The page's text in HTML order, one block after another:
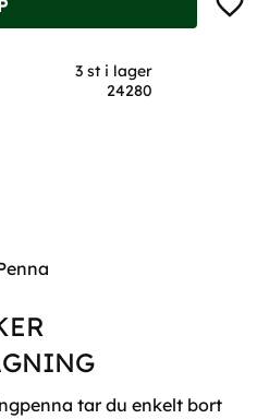
3 st i lager
24280
tar du enkelt bort